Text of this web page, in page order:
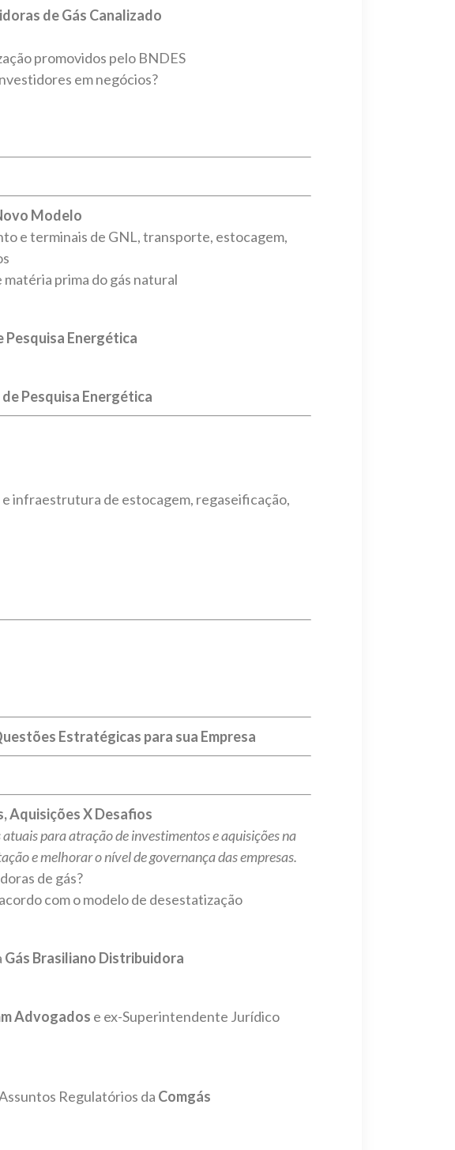
de Gás Canalizado
promovidos pelo BNDES
em negócios?
Modelo
e terminais de GNL, transporte, estocagem,
prima do gás natural
Pesquisa Energética
de Pesquisa Energética
e infraestrutura de estocagem, regaseificação,
Estratégicas para sua Empresa
Aquisições X Desafios
para atração de investimentos e aquisições na
e melhorar o nível de governança das empresas.
de gás?
com o modelo de desestatização
Gás Brasiliano Distribuidora
Advogados e ex-Superintendente Jurídico
Regulatórios da Comgás